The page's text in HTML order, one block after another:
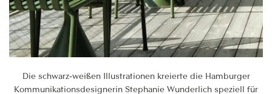
Die schwarz-weißen Illustrationen kreierte die Hamburger
Kommunikationsdesignerin Stephanie Wunderlich speziell für